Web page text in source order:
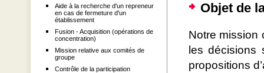
Aide à la recherche d'un repreneur
en cas de fermeture d'un
établissement
Fusion - Acquisition (opérations de
concentration)
Mission relative aux comités de
groupe
Contrôle de la participation
Objet de
Notre mission
les
propositions